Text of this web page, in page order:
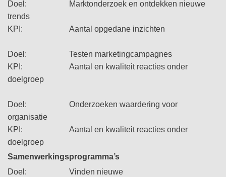
Doel: Marktonderzoek en ontdekken nieuwe
trends
KPI: Aantal opgedane inzichten
Doel: Testen marketingcampagnes
KPI: Aantal en kwaliteit reacties onder
doelgroep
Doel: Onderzoeken waardering voor
organisatie
KPI: Aantal en kwaliteit reacties onder
doelgroep
Samenwerkingsprogramma’s
Doel: Vinden nieuwe